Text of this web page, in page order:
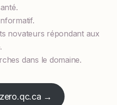
novateurs répondant aux
dans le domaine.
→